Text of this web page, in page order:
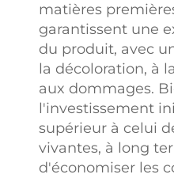
matières
garantissent une
du produit, avec
la décoloration, à
aux dommages.
l'investissement
supérieur à celui
vivantes, à long
d'économiser les